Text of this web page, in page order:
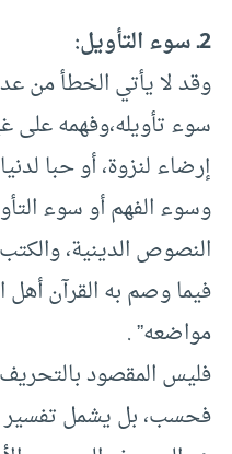
2ـ سوء التأويل:
وقد لا يأتي الخطأ من
سوء تأويله،وفهمه على
إرضاء لنزوة، أو حبا
وسوء الفهم أو سوء
النصوص الدينية،
فيما وصم به القرآن
مواضعه” .
فليس المقصود
فحسب، بل يشمل تفسير